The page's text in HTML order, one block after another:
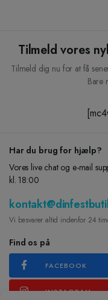
Tilmeld vores
Tilmeld dig nu for at få
Bare
Har du brug for hjælp?
Vores live chat og e-mail
kl. 18:00
Vi besvarer altid indenfor 24
Find os på
FACEBOOK
INSTAGRAM